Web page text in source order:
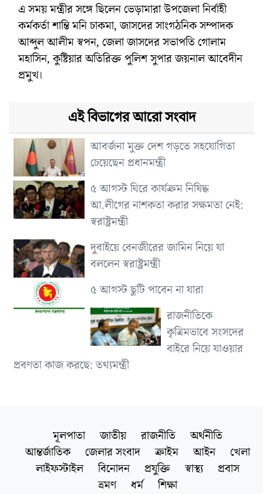
এ সময় মন্ত্রীর সঙ্গে ছিলেন ভেড়ামারা উপজেলা নির্বাহী
কর্মকর্তা শান্তি মনি চাকমা, জাসদের সাংগঠনিক সম্পাদক
আব্দুল আলীম স্বপন, জেলা জাসদের সভাপতি গোলাম
মহাসিন, কুষ্টিয়ার অতিরিক্ত পুলিশ সুপার জয়নাল আবেদীন
প্রমুখ।
এই বিভাগের আরো সংবাদ
আবর্জনা মুক্ত দেশ গড়তে সহযোগিতা
চেয়েছেন প্রধানমন্ত্রী
৫ আগস্ট ঘিরে কার্যক্রম নিষিদ্ধ
আ.লীগের নাশকতা করার সক্ষমতা নেই:
স্বরাষ্ট্রমন্ত্রী
দুবাইয়ে বেনজীরের জামিন নিয়ে যা
বললেন স্বরাষ্ট্রমন্ত্রী
৫ আগস্ট ছুটি পাবেন না যারা
রাজনীতিকে
কৃত্রিমভাবে সংসদের
বাইরে নিয়ে যাওয়ার
প্রবণতা কাজ করছে: তথ্যমন্ত্রী
মূলপাতা জাতীয় রাজনীতি
অর্থনীতি
আন্তর্জাতিক
জেলার সংবাদ ক্রাইম আইন
খেলা
লাইফস্টাইল
বিনোদন প্রযুক্তি স্বাস্থ্য
প্রবাস
ভ্রমণ
ধর্ম শিক্ষা